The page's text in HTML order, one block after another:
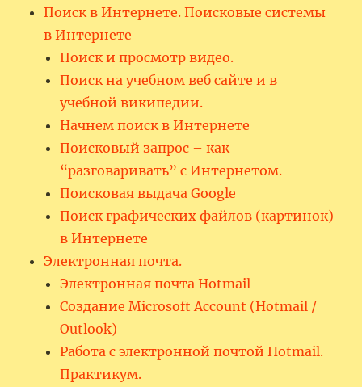
Поиск в Интернете. Поисковые системы
в Интернете
Поиск и просмотр видео.
Поиск на учебном веб сайте и в
учебной википедии.
Начнем поиск в Интернете
Поисковый запрос – как
“разговаривать” с Интернетом.
Поисковая выдача Google
Поиск графических файлов (картинок)
в Интернете
Электронная почта.
Электронная почта Hotmail
Создание Microsoft Account (Hotmail /
Outlook)
Работа с электронной почтой Hotmail.
Практикум.